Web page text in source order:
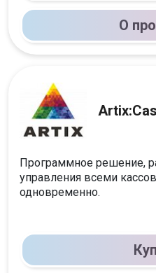
О
Программное решение,
управления всеми
одновременно.